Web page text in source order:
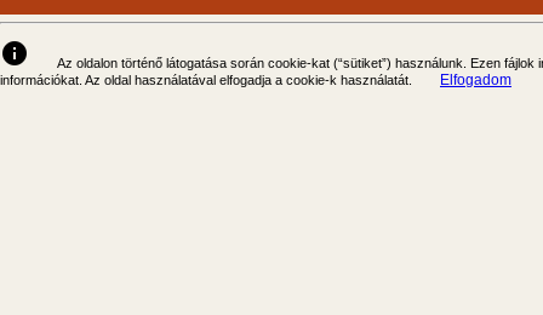
info
Az oldalon történő látogatása során cookie-kat (“sütiket”) használunk. Ezen
információkat. Az oldal használatával elfogadja a cookie-k használatát.
Elfogadom